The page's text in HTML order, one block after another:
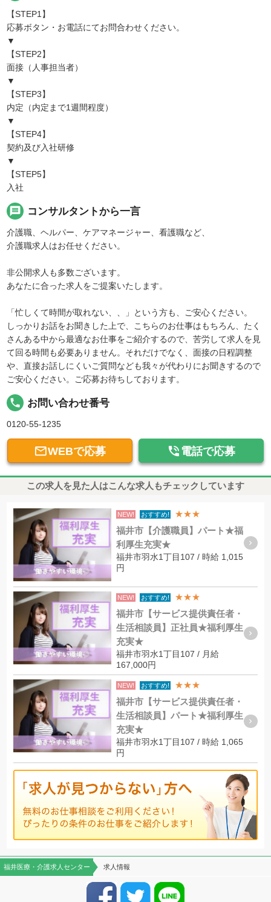
【STEP1】
応募ボタン・お電話にてお問合わせください。
▼
【STEP2】
面接（人事担当者）
▼
【STEP3】
内定（内定まで1週間程度）
▼
【STEP4】
契約及び入社研修
▼
【STEP5】
入社
message コンサルタントから一言
介護職、ヘルパー、ケアマネージャー、看護職など、
介護職求人はお任せください。
非公開求人も多数ございます。
あなたに合った求人をご提案いたします。
「忙しくて時間が取れない、、」という方も、ご安心ください。
しっかりお話をお聞きした上で、こちらのお仕事はもちろん、たく
さんある中から最適なお仕事をご紹介するので、苦労して求人を見
て回る時間も必要ありません。それだけでなく、面接の日程調整
や、直接お話しにくいご質問なども我々が代わりにお聞きするので
ご安心ください。ご応募お待ちしております。
local_phone お問い合わせ番号
0120-55-1235
WEBで応募  電話で応募
この求人を見た人はこんな求人もチェックしています
NEW! おすすめ! ★★★
福井市【介護職員】パート★福
利厚生充実★
福井市羽水1丁目107 / 時給 1,015
円
NEW! おすすめ! ★★★
福井市【サービス提供責任者・
生活相談員】正社員★福利厚生
充実★
福井市羽水1丁目107 / 月給
167,000円
NEW! おすすめ! ★★★
福井市【サービス提供責任者・
生活相談員】パート★福利厚生
充実★
福井市羽水1丁目107 / 時給 1,065
円
福井医療・介護求人センター 求人情報